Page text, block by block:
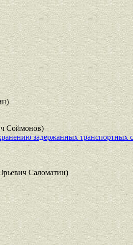
Соймонов)
задержанных транспортных
Саломатин)